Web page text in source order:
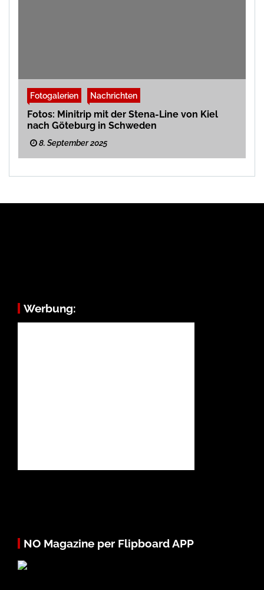
Fotogalerien Nachrichten
Fotos: Minitrip mit der Stena-Line von Kiel
nach Göteburg in Schweden
8. September 2025
Werbung:
NO Magazine per Flipboard APP